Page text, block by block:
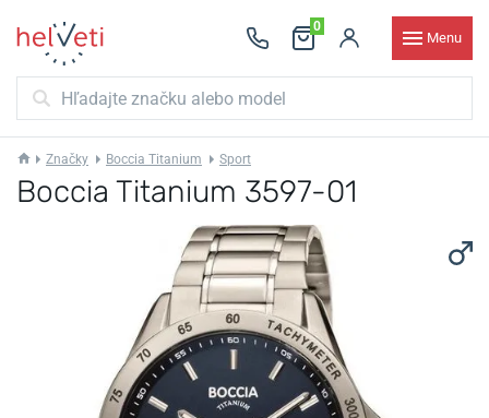
0
Menu
Značky Boccia Titanium Sport
Boccia Titanium 3597-01